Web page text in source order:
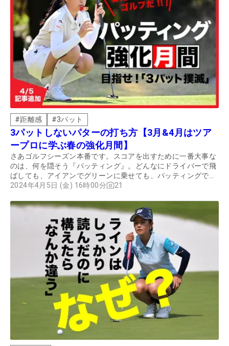
#距離感 #3パット
3パットしないパターの打ち方【3月&4月はツア
ープロに学ぶ春の強化月間】
さあゴルフシーズン本番です。スコアを出すために一番大事な
のは、何を隠そう『パッティング』。どんなにドライバーで飛
ばしても、アイアンでグリーンに乗せても、パッティングで失
敗をするとすべてが台無し。むしろショットが曲がり倒して
ありません。パターはセンスでしょと諦めてはダメ。理論を知
り、技術を磨けば誰でも脱・3パットは可能です。 3月&4月は
パター特訓といきましょう！
2024年4月5日 (金) 16時00分 21